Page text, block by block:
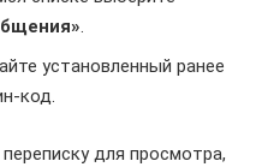
установленный ранее
код.
для просмотра,